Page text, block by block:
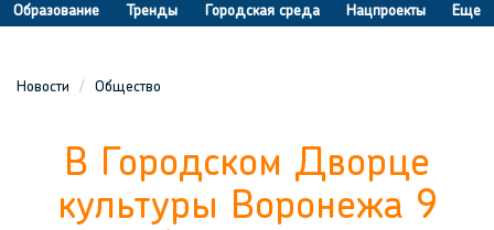
Образование Тренды Городская среда Нацпроекты Еще
Новости Общество
В Городском Дворце
культуры Воронежа 9